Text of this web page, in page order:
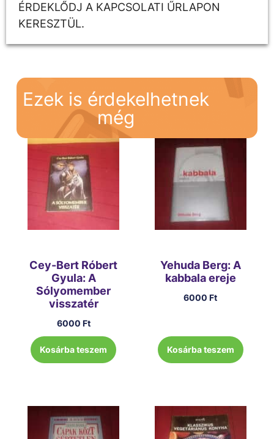
ÉRDEKLŐDJ A KAPCSOLATI ŰRLAPON
KERESZTÜL.
Ezek is érdekelhetnek
még
Cey-Bert Róbert
Gyula: A
Sólyomember
visszatér
6000 Ft
Kosárba teszem
Yehuda Berg: A
kabbala ereje
6000Ft
Kosárba teszem